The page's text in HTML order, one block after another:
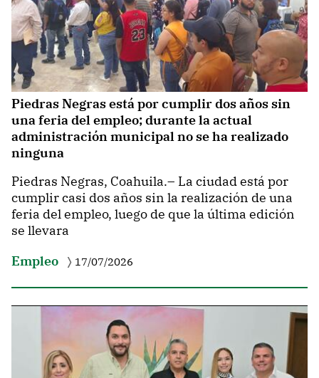
Piedras Negras está por cumplir dos años sin
una feria del empleo; durante la actual
administración municipal no se ha realizado
ninguna
Piedras Negras, Coahuila.– La ciudad está por
cumplir casi dos años sin la realización de una
feria del empleo, luego de que la última edición
se llevara
Empleo
17/07/2026